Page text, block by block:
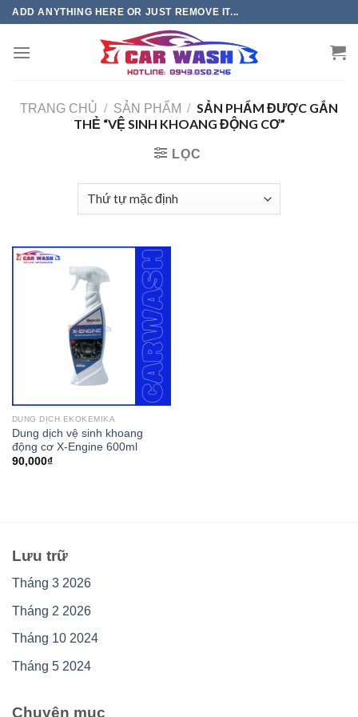
Chuyển
phần
ADD ANYTHING HERE OR JUST REMOVE IT...
TRANG CHỦ / SẢN PHẨM / SẢN PHẨM ĐƯỢC GẮN
THẺ “VỆ SINH KHOANG ĐỘNG CƠ”
LỌC
DUNG DỊCH EKOKEMIKA
Dung dịch vệ sinh khoang
động cơ X-Engine 600ml
90,000₫
Lưu trữ
Tháng 3 2026
Tháng 2 2026
Tháng 10 2024
Tháng 5 2024
Chuyên mục